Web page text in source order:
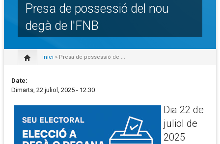
Presa de possessió del nou
degà de l'FNB
Inici » Presa de possessió de ...
Date:
Dimarts, 22 juliol, 2025 - 12:30
Dia 22 de
juliol de
2025